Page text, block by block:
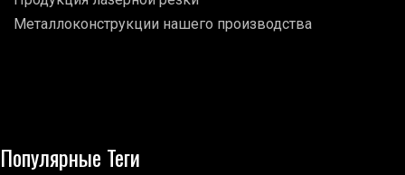
Металлоконструкции нашего производства
Популярные Теги